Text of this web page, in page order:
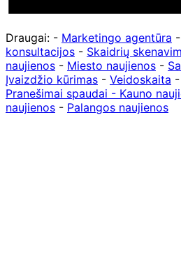
Draugai: - Marketingo agentūra -
konsultacijos - Skaidrių
naujienos - Miesto naujienos -
Įvaizdžio kūrimas - Veidoskaita -
Pranešimai spaudai - Kauno
naujienos - Palangos naujienos